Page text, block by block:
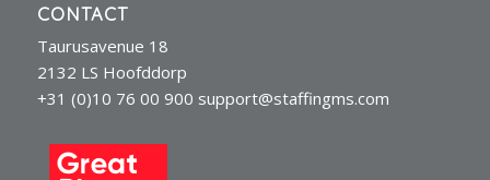
CONTACT
Taurusavenue 18
2132 LS Hoofddorp
+31 (0)10 76 00 900 support@staffingms.com